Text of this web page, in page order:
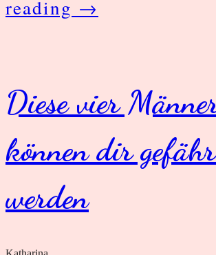
reading WhatsApp
auf
hohem
Flirtniveau?
→
Diese vier
können dir
werden